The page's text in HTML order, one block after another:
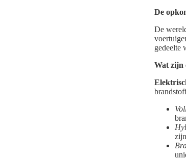
De
De
gedeelte
Wat zijn